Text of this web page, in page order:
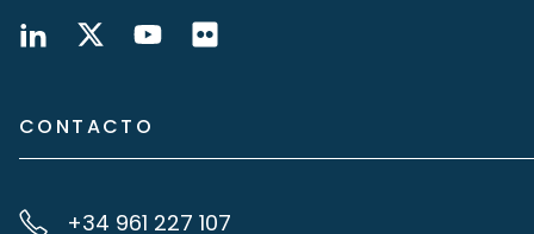
CONTACTO
+34 961 227 107